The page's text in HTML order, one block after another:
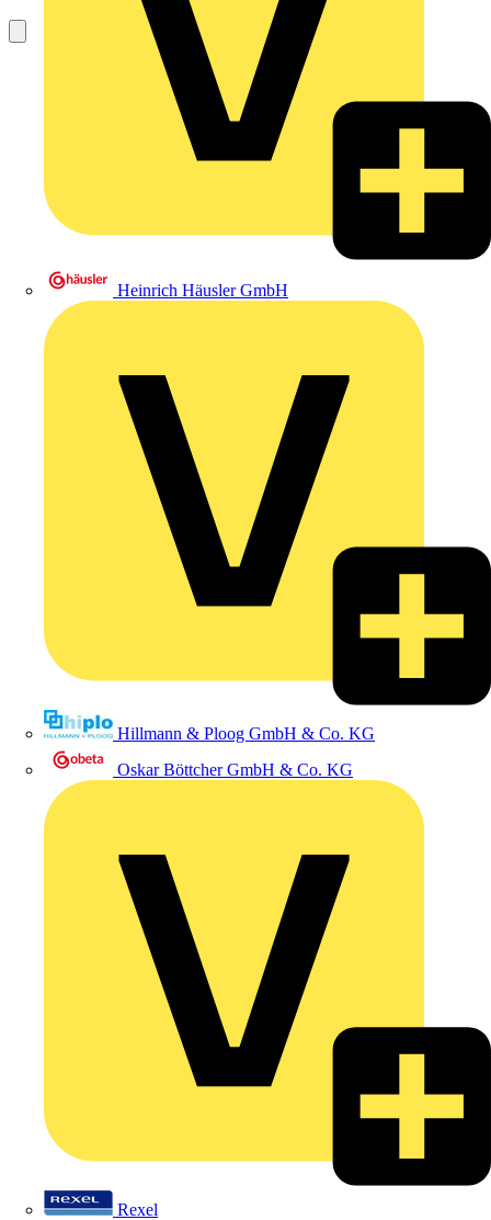
Heinrich Häusler GmbH
Hillmann & Ploog GmbH & Co. KG
Oskar Böttcher GmbH & Co. KG
Rexel